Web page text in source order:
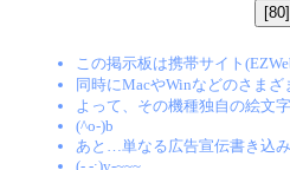
この掲示板は携帯サイト
同時にMacやWinなどのさまざ
よって、その機種独自の絵文
(^o-)b
あと…単なる広告宣伝書き込
(-.-;)y-~~~